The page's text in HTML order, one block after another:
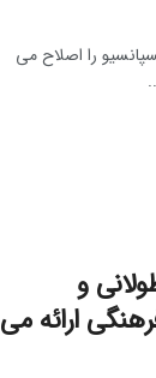
را اصلاح می
و
ارائه می